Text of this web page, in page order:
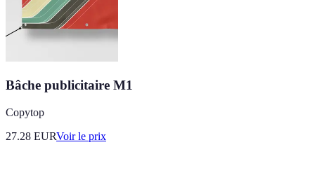
Bâche publicitaire M1
Copytop
27.28 EURVoir le prix